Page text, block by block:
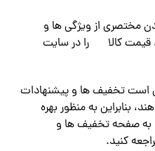
مختصری از ویژگی ها و
کالا
را در سایت
است تخفیف ها و پیشنهادات
بنابراین به منظور بهره
به صفحه تخفیف ها و
کنید.